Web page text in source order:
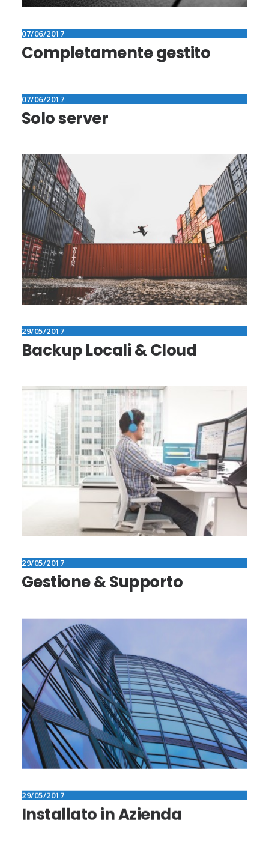
07/06/2017
Completamente gestito
07/06/2017
Solo server
29/05/2017
Backup Locali & Cloud
29/05/2017
Gestione & Supporto
29/05/2017
Installato in Azienda